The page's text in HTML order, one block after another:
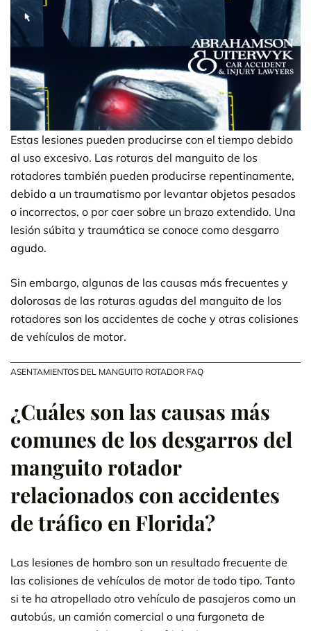
Estas lesiones pueden producirse con el tiempo debido
al uso excesivo. Las roturas del manguito de los
rotadores también pueden producirse repentinamente,
debido a un traumatismo por levantar objetos pesados
o incorrectos, o por caer sobre un brazo extendido. Una
lesión súbita y traumática se conoce como desgarro
agudo.
Sin embargo, algunas de las causas más frecuentes y
dolorosas de las roturas agudas del manguito de los
rotadores son los accidentes de coche y otras colisiones
de vehículos de motor.
ASENTAMIENTOS DEL MANGUITO ROTADOR FAQ
¿Cuáles son las causas más
comunes de los desgarros del
manguito rotador
relacionados con accidentes
de tráfico en Florida?
Las lesiones de hombro son un resultado frecuente de
las colisiones de vehículos de motor de todo tipo. Tanto
si te ha atropellado otro vehículo de pasajeros como un
autobús, un camión comercial o una furgoneta de